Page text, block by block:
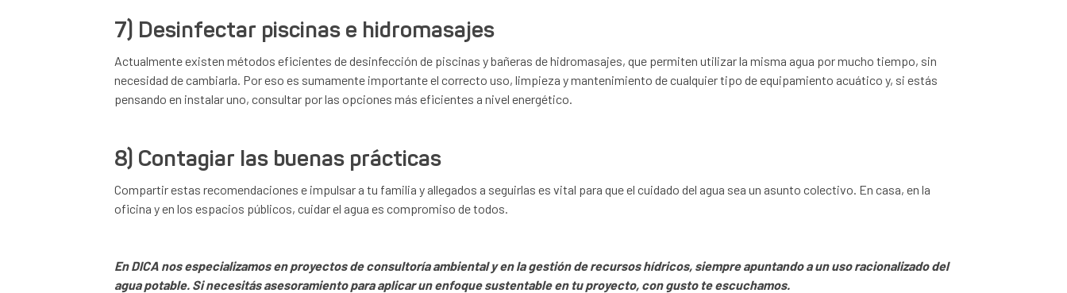
7) Desinfectar piscinas e hidromasajes
Actualmente existen métodos eficientes de desinfección de piscinas y bañeras de hidromasajes, que permiten utilizar la misma agua por mucho tiempo, sin
necesidad de cambiarla. Por eso es sumamente importante el correcto uso, limpieza y mantenimiento de cualquier tipo de equipamiento acuático y, si estás
pensando en instalar uno, consultar por las opciones más eficientes a nivel energético.
8) Contagiar las buenas prácticas
Compartir estas recomendaciones e impulsar a tu familia y allegados a seguirlas es vital para que el cuidado del agua sea un asunto colectivo. En casa, en la
oficina y en los espacios públicos, cuidar el agua es compromiso de todos.
En DICA nos especializamos en proyectos de consultoría ambiental y en la gestión de recursos hídricos, siempre apuntando a un uso racionalizado del
agua potable. Si necesitás asesoramiento para aplicar un enfoque sustentable en tu proyecto, con gusto te escuchamos.